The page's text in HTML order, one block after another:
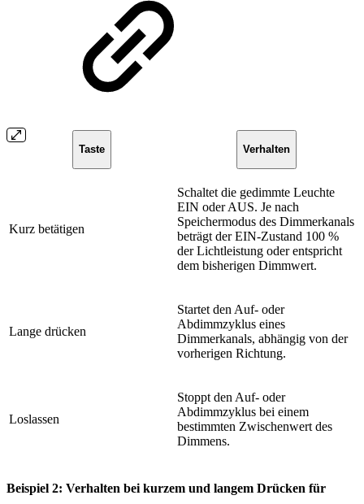
Taste Verhalten
Kurz betätigen
Schaltet die gedimmte Leuchte
EIN oder AUS. Je nach
Speichermodus des Dimmerkanals
beträgt der EIN-Zustand 100 %
der Lichtleistung oder entspricht
dem bisherigen Dimmwert.
Lange drücken
Startet den Auf- oder
Abdimmzyklus eines
Dimmerkanals, abhängig von der
vorherigen Richtung.
Loslassen
Stoppt den Auf- oder
Abdimmzyklus bei einem
bestimmten Zwischenwert des
Dimmens.
Beispiel 2: Verhalten bei kurzem und langem Drücken für